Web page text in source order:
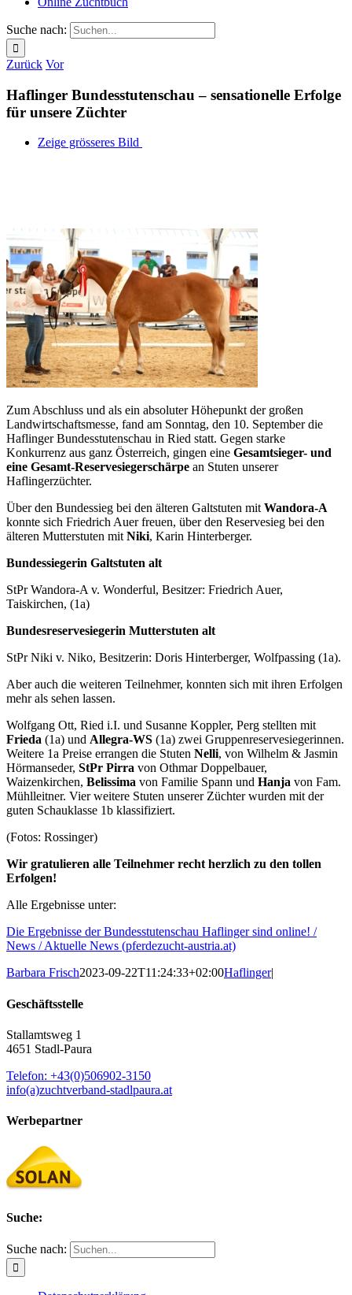
Suche nach:
Zurück Vor
Haflinger Bundes­stutenschau – sensationelle Erfolge
für unsere Züchter
Zeige grösseres Bild
Zum Abschluss und als ein absoluter Höhepunkt der großen
Landwirtschaftsmesse, fand am Sonntag, den 10. September die
Haflinger Bundesstutenschau in Ried statt. Gegen starke
Konkurrenz aus ganz Österreich, gingen eine Gesamtsieger- und
eine Gesamt-Reservesiegerschärpe an Stuten unserer
Haflingerzüchter.
Über den Bundessieg bei den älteren Galtstuten mitWandora-A
konnte sich Friedrich Auer freuen, über den Reservesieg bei den
älteren Mutterstuten mitNiki, Karin Hinterberger.
Bundessiegerin Galtstuten alt
StPr Wandora-A v. Wonderful, Besitzer: Friedrich Auer,
Taiskirchen, (1a)
Bundesreservesiegerin Mutterstuten alt
StPr Niki v. Niko, Besitzerin: Doris Hinterberger, Wolfpassing (1a).
Aber auch die weiteren Teilnehmer, konnten sich mit ihren Erfolgen
mehr als sehen lassen.
Wolfgang Ott, Ried i.I. und Susanne Koppler, Perg stellten mit
Frieda (1a) und Allegra-WS (1a) zwei Gruppenreservesiegerinnen.
Weitere 1a Preise errangen die Stuten Nelli, von Wilhelm & Jasmin
Hörmanseder, StPr Pirra von Othmar Doppelbauer,
Waizenkirchen, Belissima von Familie Spann und Hanja von Fam.
Mühlleitner. Vier weitere Stuten unserer Züchter wurden mit der
guten Schauklasse 1b klassifiziert.
(Fotos: Rossinger)
Wir gratulieren alle Teilnehmer recht herzlich zu den tollen
Erfolgen!
Alle Ergebnisse unter:
Die Ergebnisse der Bundesstutenschau Haflinger sind online! /
News / Aktuelle News (pferdezucht-austria.at)
Barbara Frisch2023-09-22T11:24:33+02:00Haflinger|
Geschäftsstelle
Stallamtsweg 1
4651 Stadl-Paura
Telefon: +43(0)506902-3150
info(a)zuchtverband-stadlpaura.at
Werbepartner
Suche:
Suche nach: